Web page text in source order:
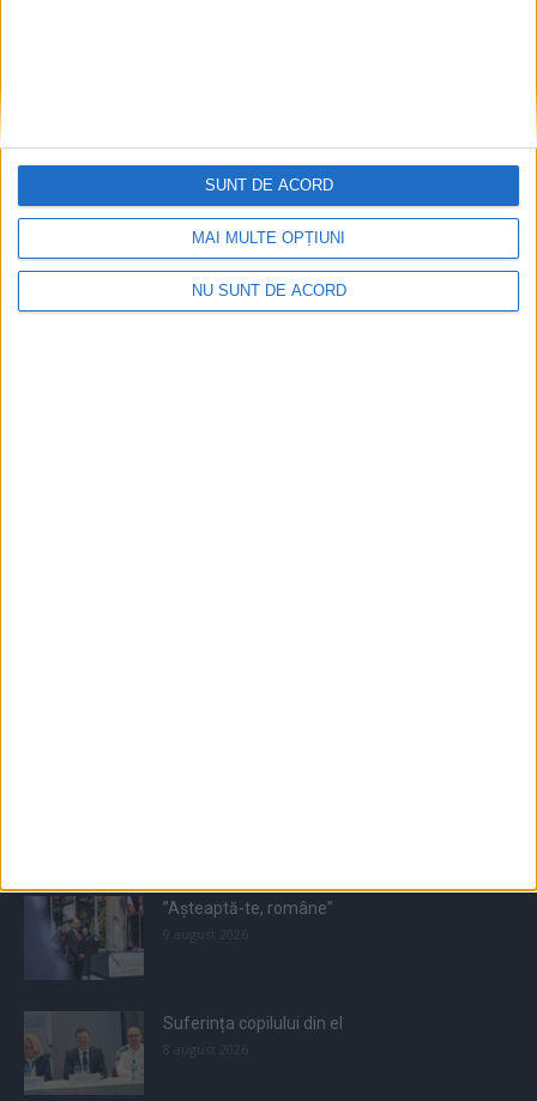
MAI MULTE OPȚIUNI
NU SUNT DE ACORD
SUNT DE ACORD
”Așteaptă-te, române”
Suferința copilului din el